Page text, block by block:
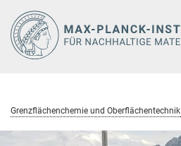
Hauptinhalt
Grenzflächenchemie und Oberflächentechnik